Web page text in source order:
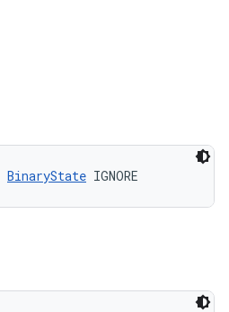
BinaryState IGNORE